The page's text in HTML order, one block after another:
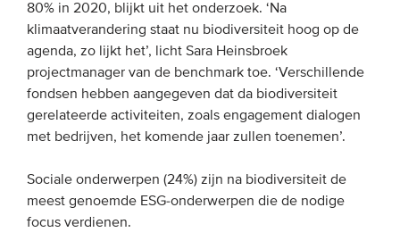
80% in 2020, blijkt uit het onderzoek. ‘Na
klimaatverandering staat nu biodiversiteit hoog op de
agenda, zo lijkt het’, licht Sara Heinsbroek
projectmanager van de benchmark toe. ‘Verschillende
fondsen hebben aangegeven dat da biodiversiteit
gerelateerde activiteiten, zoals engagement dialogen
met bedrijven, het komende jaar zullen toenemen’.
Sociale onderwerpen (24%) zijn na biodiversiteit de
meest genoemde ESG-onderwerpen die de nodige
focus verdienen.